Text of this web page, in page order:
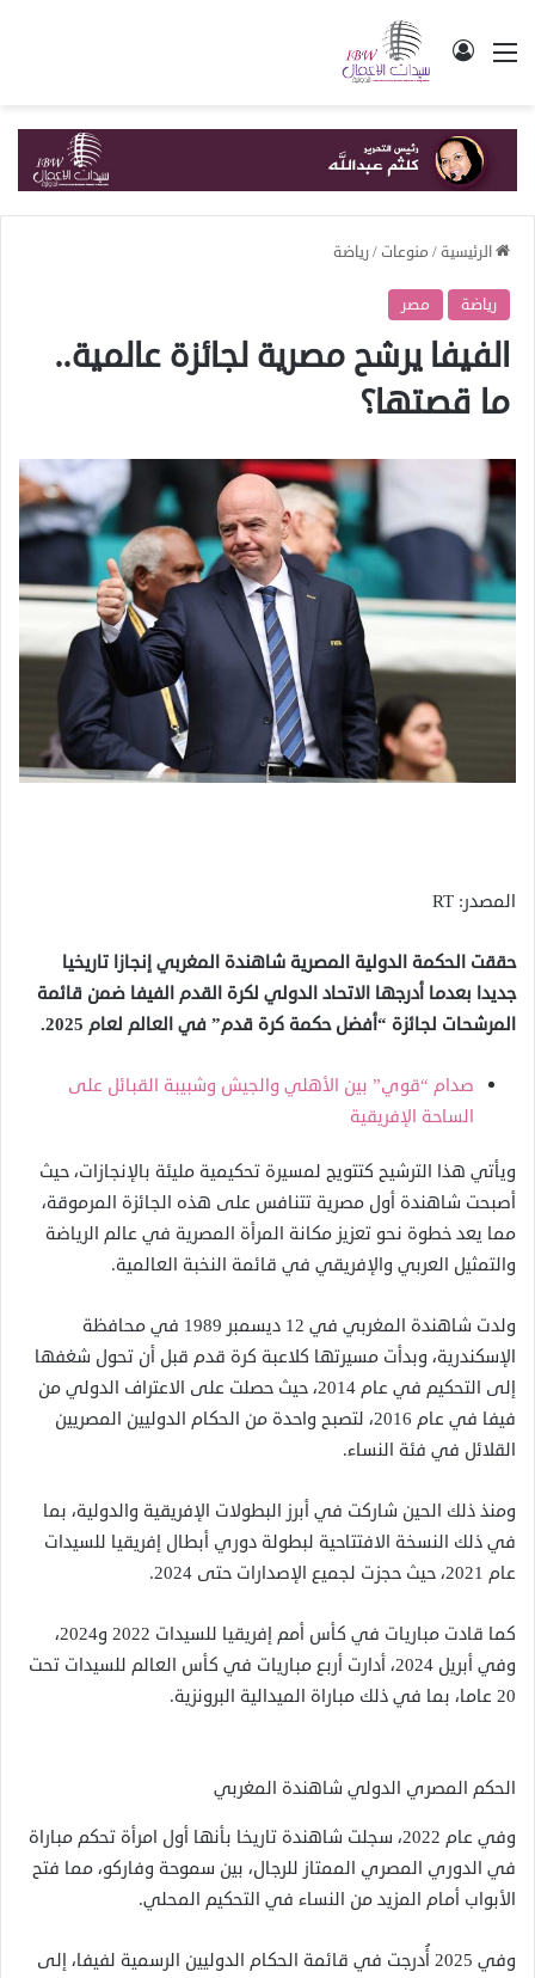
القائمة تسجيل الدخول
الرئيسية/ منوعات /رياضة
رياضة مصر
الفيفا يرشح مصرية لجائزة عالمية..
ما قصتها؟
المصدر: RT
حققت الحكمة الدولية المصرية شاهندة المغربي إنجازا تاريخيا
جديدا بعدما أدرجها الاتحاد الدولي لكرة القدم الفيفا ضمن قائمة
المرشحات لجائزة “أفضل حكمة كرة قدم” في العالم لعام 2025.
صدام “قوي” بين الأهلي والجيش وشبيبة القبائل على
الساحة الإفريقية
ويأتي هذا الترشيح كتتويج لمسيرة تحكيمية مليئة بالإنجازات، حيث
أصبحت شاهندة أول مصرية تتنافس على هذه الجائزة المرموقة،
مما يعد خطوة نحو تعزيز مكانة المرأة المصرية في عالم الرياضة
والتمثيل العربي والإفريقي في قائمة النخبة العالمية.
ولدت شاهندة المغربي في 12 ديسمبر 1989 في محافظة
الإسكندرية، وبدأت مسيرتها كلاعبة كرة قدم قبل أن تحول شغفها
إلى التحكيم في عام 2014، حيث حصلت على الاعتراف الدولي من
فيفا في عام 2016، لتصبح واحدة من الحكام الدوليين المصريين
القلائل في فئة النساء.
ومنذ ذلك الحين شاركت في أبرز البطولات الإفريقية والدولية، بما
في ذلك النسخة الافتتاحية لبطولة دوري أبطال إفريقيا للسيدات
عام 2021، حيث حجزت لجميع الإصدارات حتى 2024.
كما قادت مباريات في كأس أمم إفريقيا للسيدات 2022 و2024،
وفي أبريل 2024، أدارت أربع مباريات في كأس العالم للسيدات تحت
20 عاما، بما في ذلك مباراة الميدالية البرونزية.
الحكم المصري الدولي شاهندة المغربي
وفي عام 2022، سجلت شاهندة تاريخا بأنها أول امرأة تحكم مباراة
في الدوري المصري الممتاز للرجال، بين سموحة وفاركو، مما فتح
الأبواب أمام المزيد من النساء في التحكيم المحلي.
وفي 2025 أُدرجت في قائمة الحكام الدوليين الرسمية لفيفا، إلى